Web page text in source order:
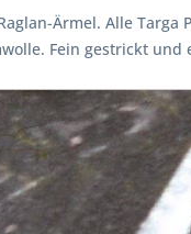
Ärmel. Alle Targa
Fein gestrickt und